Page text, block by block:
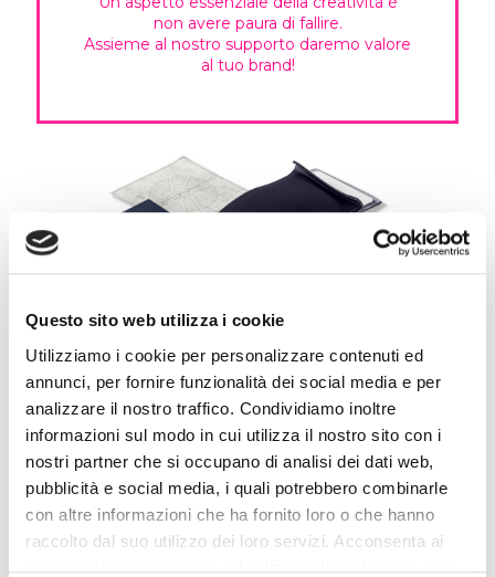
Questo sito web utilizza i cookie
Utilizziamo i cookie per personalizzare contenuti ed
annunci, per fornire funzionalità dei social media e per
analizzare il nostro traffico. Condividiamo inoltre
informazioni sul modo in cui utilizza il nostro sito con i
nostri partner che si occupano di analisi dei dati web,
pubblicità e social media, i quali potrebbero combinarle
con altre informazioni che ha fornito loro o che hanno
raccolto dal suo utilizzo dei loro servizi. Acconsenta ai
non avere paura di fallire.
Assieme al nostro supporto daremo valore
al tuo brand!
NON TROVI QUELLO CHE CERCHI?
Contattaci direttamente e saremo lieti di
aiutarti 049 8936038 o scrivi una mail a
info@effe3srl.it
Nome e Cognome (required)
La tua Email (required)